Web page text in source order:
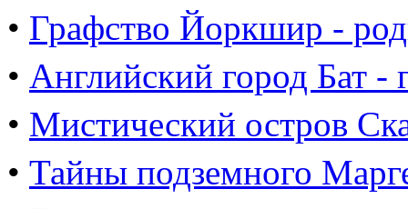
• Графство Йоркшир -
• Английский город Бат -
• Мистический остров
• Тайны подземного